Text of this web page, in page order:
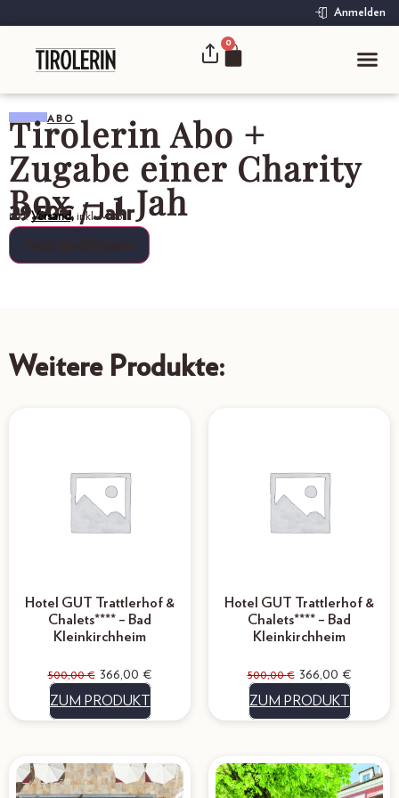
Anmelden
0
ABO
Tirolerin Abo +
Zugabe einer Charity
Box – 1 Jah
29,50€ / Jahr
inkl.Versand, inkl. MwSt.
Weitere Produkte:
Hotel GUT Trattlerhof &
Chalets**** – Bad
Kleinkirchheim
500,00€ 366,00 €
ZUM PRODUKT
Hotel GUT Trattlerhof &
Chalets**** – Bad
Kleinkirchheim
500,00€ 366,00 €
ZUM PRODUKT